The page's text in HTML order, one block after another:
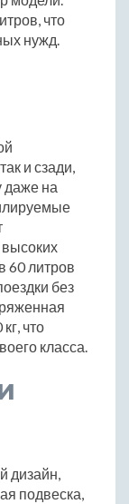
что
нужд.
и сзади,
даже на
60 литров
без
что
класса.
дизайн,
подвеска,